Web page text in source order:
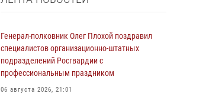
Генерал-полковник Олег Плохой поздравил
специалистов организационно-штатных
подразделений Росгвардии с
профессиональным праздником
06 августа 2026, 21:01